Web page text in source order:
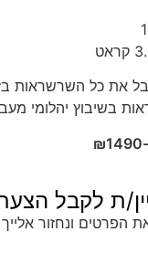
את כל השרשראות
בשיבוץ יהלומי
ת לקבל
הפרטים ונחזור